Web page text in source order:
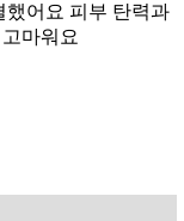
어요 피부 탄력과
마워요